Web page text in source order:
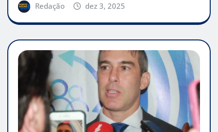
Redação
dez 3, 2025